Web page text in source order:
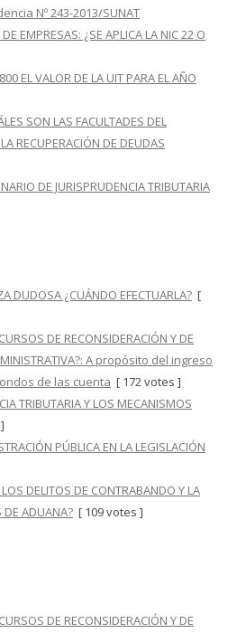
Nº 243-2013/SUNAT
EMPRESAS: ¿SE APLICA LA NIC 22 O
EL VALOR DE LA UIT PARA EL AÑO
SON LAS FACULTADES DEL
RECUPERACIÓN DE DEUDAS
DE JURISPRUDENCIA TRIBUTARIA
DUDOSA ¿CUÁNDO EFECTUARLA? [
DE RECONSIDERACIÓN Y DE
A propósito del ingreso
de las cuenta [ 172 votes ]
TRIBUTARIA Y LOS MECANISMOS
PÚBLICA EN LA LEGISLACIÓN
DELITOS DE CONTRABANDO Y LA
DE ADUANA? [ 109 votes ]
DE RECONSIDERACIÓN Y DE